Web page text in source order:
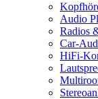
Audio
Radios
Car-
HiFi-